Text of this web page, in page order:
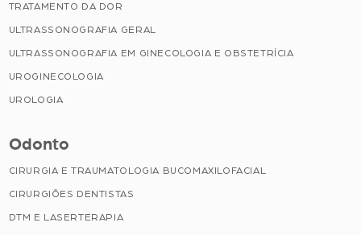
TRATAMENTO DA DOR
ULTRASSONOGRAFIA GERAL
ULTRASSONOGRAFIA EM GINECOLOGIA E OBSTETRÍCIA
UROGINECOLOGIA
UROLOGIA
Odonto
CIRURGIA E TRAUMATOLOGIA BUCOMAXILOFACIAL
CIRURGIÕES DENTISTAS
DTM E LASERTERAPIA